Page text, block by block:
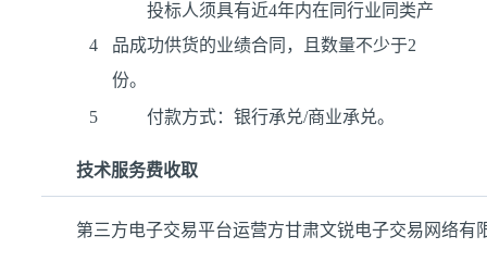
4
投标人须具有近4年内在同行业同类产
品成功供货的业绩合同，且数量不少于2
份。
5
付款方式：银行承兑/商业承兑。
技术服务费收取
第三方电子交易平台运营方甘肃文锐电子交易网络